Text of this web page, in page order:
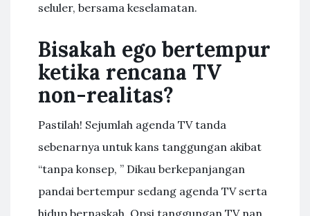
seluler, bersama keselamatan.
Bisakah ego bertempur
ketika rencana TV
non-realitas?
Pastilah! Sejumlah agenda TV tanda
sebenarnya untuk kans tanggungan akibat
“tanpa konsep, ” Dikau berkepanjangan
pandai bertempur sedang agenda TV serta
hidup bernaskah. Opsi tanggungan TV nan